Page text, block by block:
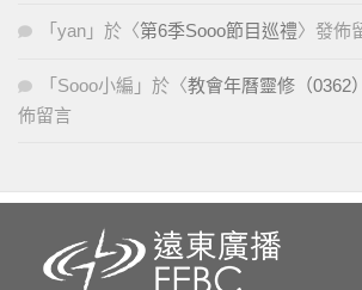
「 yan 」於〈第6季Sooo節目巡禮〉發佈
「 Sooo小編 」於〈教會年曆靈修（0362
佈留言